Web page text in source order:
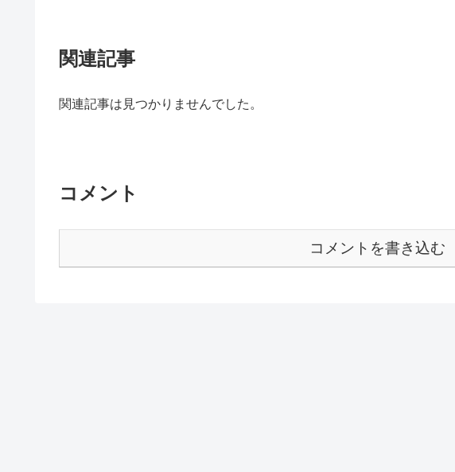
関連記事
関連記事は見つかりませんでした。
コメント
コメントを書き込む